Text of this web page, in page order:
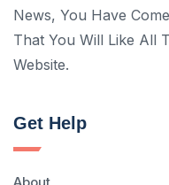
News, You Have
That You Will Like All
Website.
Get Help